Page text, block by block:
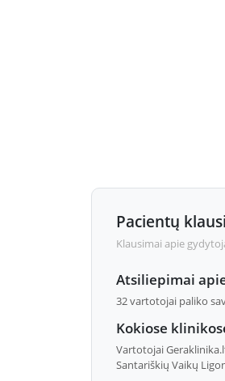
Pacientų
Klausimai apie
Atsiliepimai
32 vartotojai paliko
Kokiose
Vartotojai
Santariškių Vaikų